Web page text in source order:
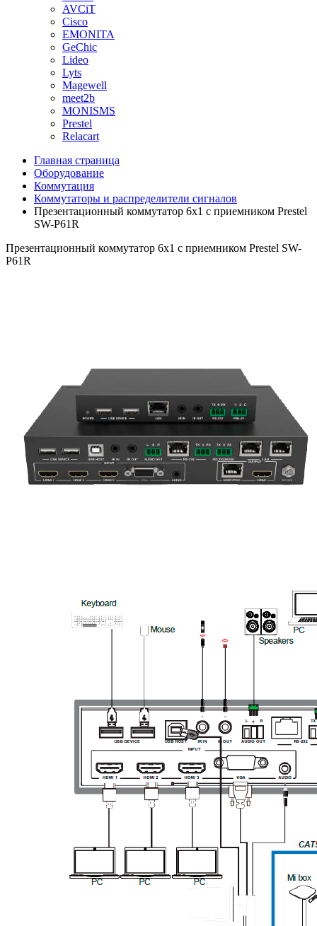
AVCiT
Cisco
EMONITA
GeChic
Lideo
Lyts
Magewell
meet2b
MONISMS
Prestel
Relacart
Главная страница
Оборудование
Коммутация
Коммутаторы и распределители сигналов
Презентационный коммутатор 6х1 с приемником Prestel
SW-P61R
Презентационный коммутатор 6х1 с приемником Prestel SW-
P61R